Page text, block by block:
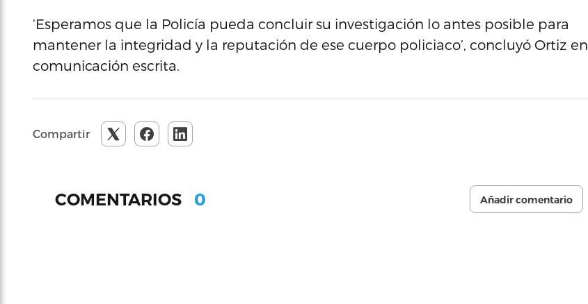
‘Esperamos que la Policía pueda concluir su investigación lo antes posible para
mantener la integridad y la reputación de ese cuerpo policiaco’, concluyó Ortiz en
comunicación escrita.
Compartir
COMENTARIOS 0 Añadir comentario